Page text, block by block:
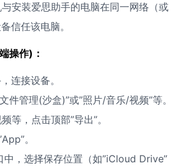
安装爱思助手的电脑在同一网络（或
信任该电脑。
操作)：
连接设备。
件管理(沙盒)”或”照片/音乐/视频”等。
等，点击顶部”导出”。
。
中，选择保存位置（如”iCloud Drive”